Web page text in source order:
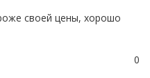
своей цены, хорошо
0